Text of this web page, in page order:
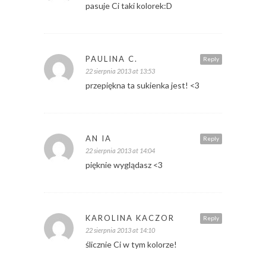
pasuje Ci taki kolorek:D
Reply
PAULINA C.
22 sierpnia 2013 at 13:53
przepiękna ta sukienka jest! <3
Reply
AN IA
22 sierpnia 2013 at 14:04
pięknie wyglądasz <3
Reply
KAROLINA KACZOR
22 sierpnia 2013 at 14:10
ślicznie Ci w tym kolorze!